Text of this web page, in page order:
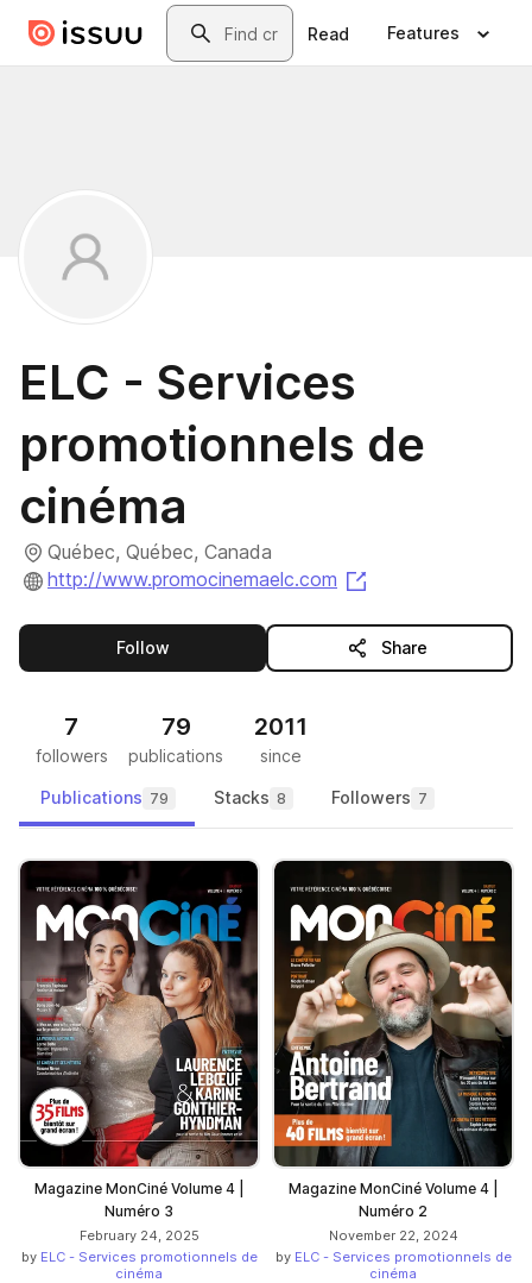
Skip to main contentSearch
Read Features
ELC - Services
promotionnels de
cinéma
Québec, Québec, Canada
http://www.promocinemaelc.com
Followthis publisher Share
7
followers
79
publications
2011
since
Publications 79 Stacks 8 Followers 7
Magazine MonCiné Volume 4 |
Numéro 3
February 24, 2025
by ELC - Services promotionnels de
cinéma
Magazine MonCiné Volume 4 |
Numéro 2
November 22, 2024
by ELC - Services promotionnels de
cinéma